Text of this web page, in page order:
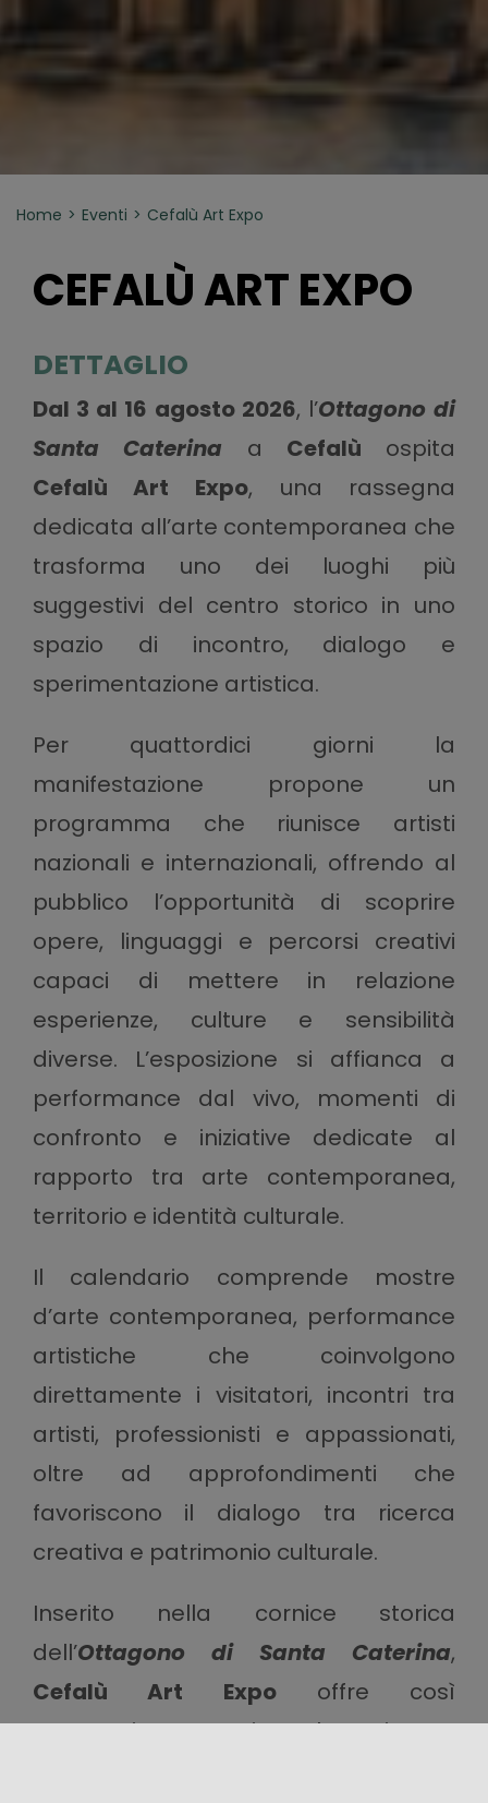
Home Eventi Cefalù Art Expo
CEFALÙ ART EXPO
DETTAGLIO
Dal 3 al 16 agosto 2026, l’Ottagono di
Santa Caterina a Cefalù ospita
Cefalù Art Expo, una rassegna
dedicata all’arte contemporanea che
trasforma uno dei luoghi più
suggestivi del centro storico in uno
spazio di incontro, dialogo e
sperimentazione artistica.
Per quattordici giorni la
manifestazione propone un
programma che riunisce artisti
nazionali e internazionali, offrendo al
pubblico l’opportunità di scoprire
opere, linguaggi e percorsi creativi
capaci di mettere in relazione
esperienze, culture e sensibilità
diverse. L’esposizione si affianca a
performance dal vivo, momenti di
confronto e iniziative dedicate al
rapporto tra arte contemporanea,
territorio e identità culturale.
Il calendario comprende mostre
d’arte contemporanea, performance
artistiche che coinvolgono
direttamente i visitatori, incontri tra
artisti, professionisti e appassionati,
oltre ad approfondimenti che
favoriscono il dialogo tra ricerca
creativa e patrimonio culturale.
Inserito nella cornice storica
dell’Ottagono di Santa Caterina,
Cefalù Art Expooffre così
un’occasione per vivere l’arte in uno